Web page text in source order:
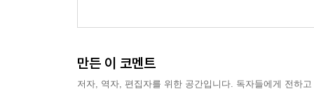
· 25세 솔나率那단군.......................................... 116
· 33세 감물甘勿단군.......................................... 118
· 35세 사벌沙伐단군.......................................... 119
만든 이 코멘트
저자, 역자, 편집자를 위한 공간입니다. 독자들에게 전하